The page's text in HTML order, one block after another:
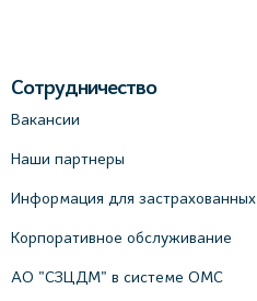
Сотрудничество
Вакансии
Наши партнеры
Информация для застрахованных
Корпоративное обслуживание
АО "СЗЦДМ" в системе ОМС